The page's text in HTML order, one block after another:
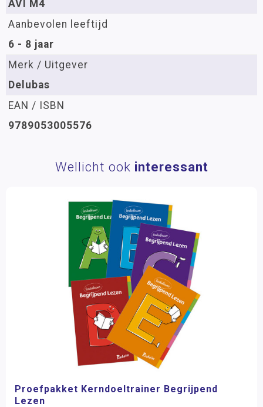
AVI M4
Aanbevolen leeftijd
6 - 8 jaar
Merk / Uitgever
Delubas
EAN / ISBN
9789053005576
Wellicht ook interessant
Proefpakket Kerndoeltrainer Begrijpend
Lezen